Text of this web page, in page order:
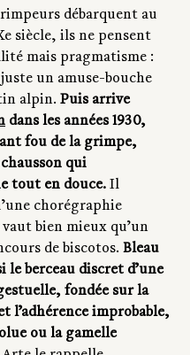
débarquent au
siècle, ils ne pensent
mais pragmatisme :
juste un amuse-bouche
alpin. Puis arrive
dans les années 1930,
fou de la grimpe,
qui
tout en douce. Il
chorégraphie
bien mieux qu’un
de biscotos. Bleau
le berceau discret d’une
fondée sur la
l’adhérence improbable,
ou la gamelle